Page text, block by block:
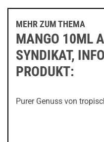
MEHR ZUM THEMA
MANGO 10ML
SYNDIKAT,
PRODUKT:
Purer Genuss von